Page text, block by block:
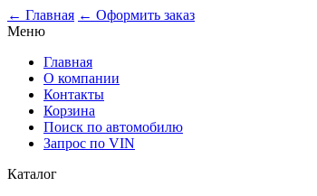
← Главная ← Оформить заказ
Меню
Главная
О компании
Контакты
Корзина
Поиск по автомобилю
Запрос по VIN
Каталог